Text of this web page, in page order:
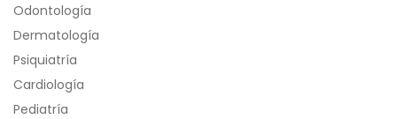
Odontología
Dermatología
Psiquiatría
Cardiología
Pediatría